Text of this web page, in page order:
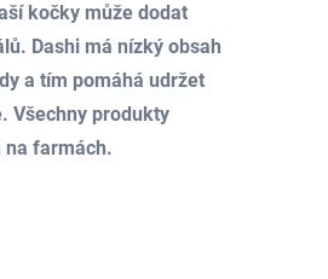
kočky může dodat
Dashi má nízký obsah
a tím pomáhá udržet
Všechny produkty
na farmách.